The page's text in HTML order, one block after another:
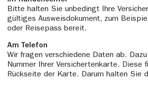
Bitte halten Sie unbedingt Ihre
gültiges Ausweisdokument, zum
oder Reisepass bereit.
Am Telefon
Wir fragen verschiedene Daten ab.
Nummer Ihrer Versichertenkarte. Diese
Rückseite der Karte. Darum halten Sie